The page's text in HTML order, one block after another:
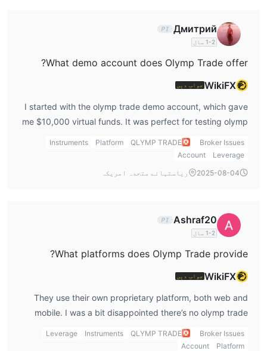
Дмитрий
1-2 سال
What demo account does Olymp Trade offer?
WikiFX جواب دیں
I started with the olymp trade demo account, which gave
me $10,000 virtual funds. It was perfect for testing olymp
trade forex and fixed time trades without risking my
capital, and it’s accessible right after you complete your
olymp trade login.
Broker Issues
QLYMP TRADE
Platform
Instruments
Leverage
Account
2025-08-04
ریاستہائے متحدہ امریکہ
Ashraf20
1-2 سال
What platforms does Olymp Trade provide?
WikiFX جواب دیں
They use their own proprietary platform, both web and
mobile. I was a bit disappointed there’s no olymp trade
mt4 or MT5 support, so if you’re used to MetaTrader, you’ll
need to adapt.
Broker Issues
QLYMP TRADE
Instruments
Leverage
Platform
Account